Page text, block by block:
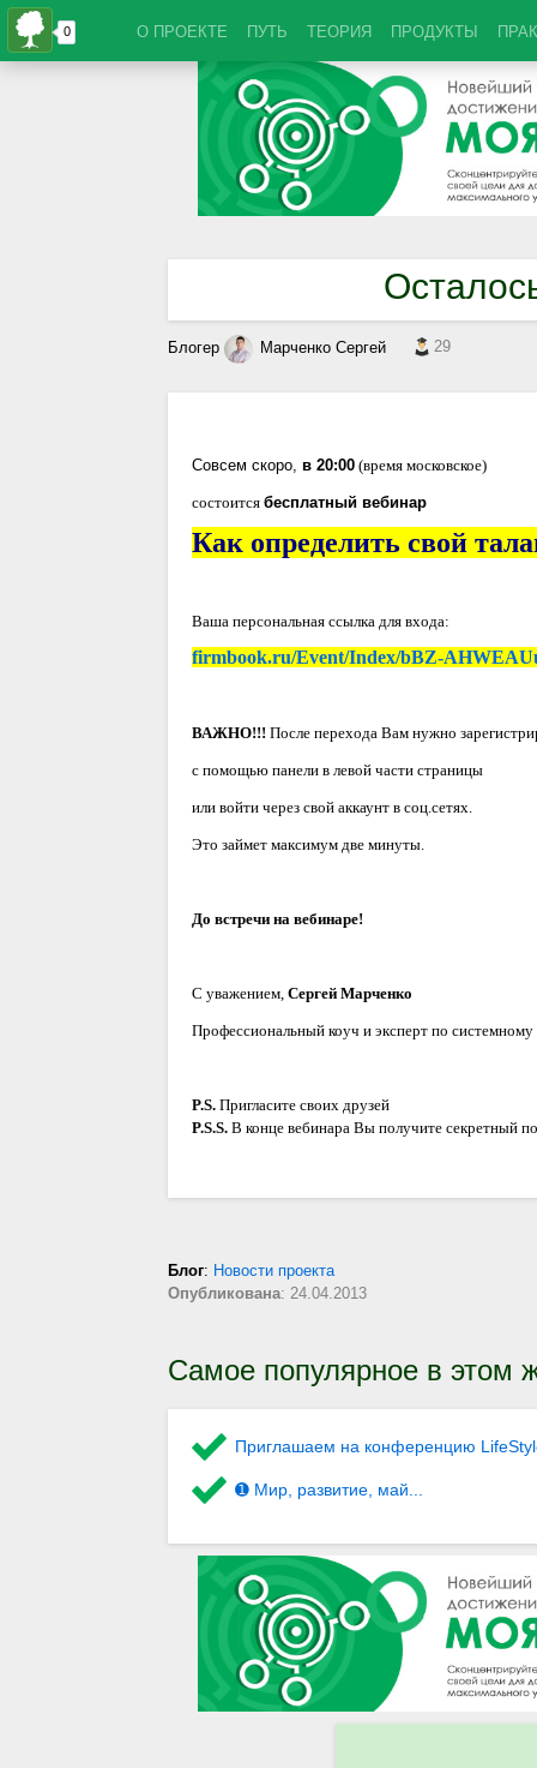
О ПРОЕКТЕ ПУТЬ ТЕОРИЯ ПРОДУКТЫ
Блогер Марченко Сергей 29
Совсем скоро, в 20:00 (время московское)
состоится бесплатный вебинар
Как определить свой
Ваша персональная ссылка для входа:
firmbook.ru/Event/Index/bBZ-
ВАЖНО!!! После перехода Вам нужно
с помощью панели в левой части страницы
или войти через свой аккаунт в соц.сетях.
Это займет максимум две минуты.
До встречи на вебинаре!
С уважением, Сергей Марченко
Профессиональный коуч и эксперт по
P.S. Пригласите своих друзей
P.S.S. В конце вебинара Вы получите секретный
Блог: Новости проекта
Опубликована: 24.04.2013
Самое популярное в этом
Приглашаем на конференцию
➊ Мир, развитие, май...